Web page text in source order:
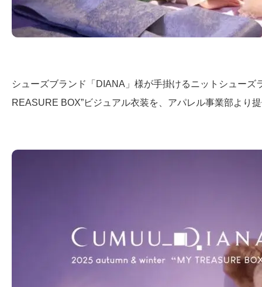
シューズブランド「DIANA」様が手掛けるニットシュー
REASURE BOX”ビジュアル衣装を、アパレル事業部より